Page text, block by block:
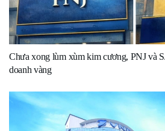
Chưa xong lùm xùm kim cương, PNJ và
doanh vàng